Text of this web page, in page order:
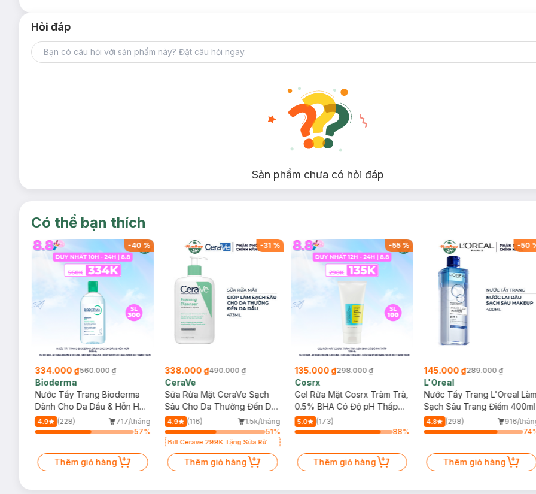
Hỏi đáp
Sản phẩm chưa có hỏi đáp
Có thể bạn thích
-40 %
334.000 ₫560.000 ₫
Bioderma
Nước Tẩy Trang Bioderma
Dành Cho Da Dầu & Hỗn Hợp
500ml
4.9 (228)
717/tháng
57%
Thêm giỏ hàng
-31 %
338.000 ₫490.000 ₫
CeraVe
Sữa Rửa Mặt CeraVe Sạch
Sâu Cho Da Thường Đến Da
Dầu 473ml
4.9 (116)
1.5k/tháng
51%
Bill Cerave 299K Tặng Sữa Rửa
Mặt Cerave 30ml (SL có hạn)
Thêm giỏ hàng
-55%
135.000 ₫298.000 ₫
Cosrx
Gel Rửa Mặt Cosrx Tràm Trà,
0.5% BHA Có Độ pH Thấp
150ml
5.0
(173)
88%
Thêm giỏ hàng
-50
145.000 ₫289.000 ₫
L'Oreal
Nước Tẩy Trang L'Oreal Làm
Sạch Sâu Trang Điểm 400ml
4.8 (298)
916/
74
Thêm giỏ hàng